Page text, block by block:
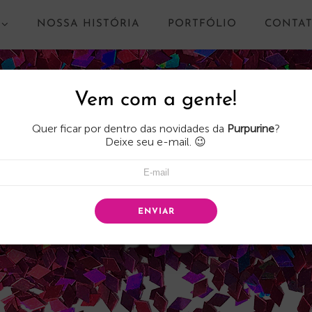
NOSSA HISTÓRIA PORTFÓLIO
Vem com a gente!
Quer ficar por dentro das novidades da Purpurine?
Deixe seu e-mail. 😉
ENVIAR